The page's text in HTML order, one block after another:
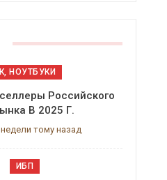
НОУТБУКИ
Российского
В 2025 Г.
тому назад
ИБП